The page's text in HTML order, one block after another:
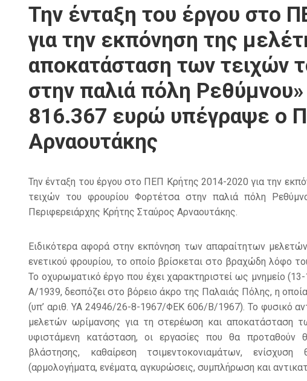
Την ένταξη του έργου στο
για την εκπόνηση της
αποκατάσταση των τειχών
στην παλιά πόλη
816.367 ευρώ υπέγραψε ο
Αρναουτάκης
Την ένταξη του έργου στο ΠΕΠ Κρήτης 2014-2020 για την
τειχών του φρουρίου Φορτέτσα στην παλιά πόλη
Περιφερειάρχης Κρήτης Σταύρος Αρναουτάκης.
Ειδικότερα αφορά στην εκπόνηση των απαραίτητων
ενετικού φρουρίου, το οποίο βρίσκεται στο βραχώδη λόφο
Το οχυρωματικό έργο που έχει χαρακτηριστεί ως μνημείο
Α/1939, δεσπόζει στο βόρειο άκρο της Παλαιάς Πόλης, η
(υπ’ αριθ. ΥΑ 24946/26-8-1967/ΦΕΚ 606/Β/1967). Το φυσικό
μελετών ωρίμανσης για τη στερέωση και αποκατάσταση
υφιστάμενη κατάσταση, οι εργασίες που θα προταθούν
βλάστησης, καθαίρεση τσιμεντοκονιαμάτων,
(αρμολογήματα, ενέματα, αγκυρώσεις, συμπλήρωση και